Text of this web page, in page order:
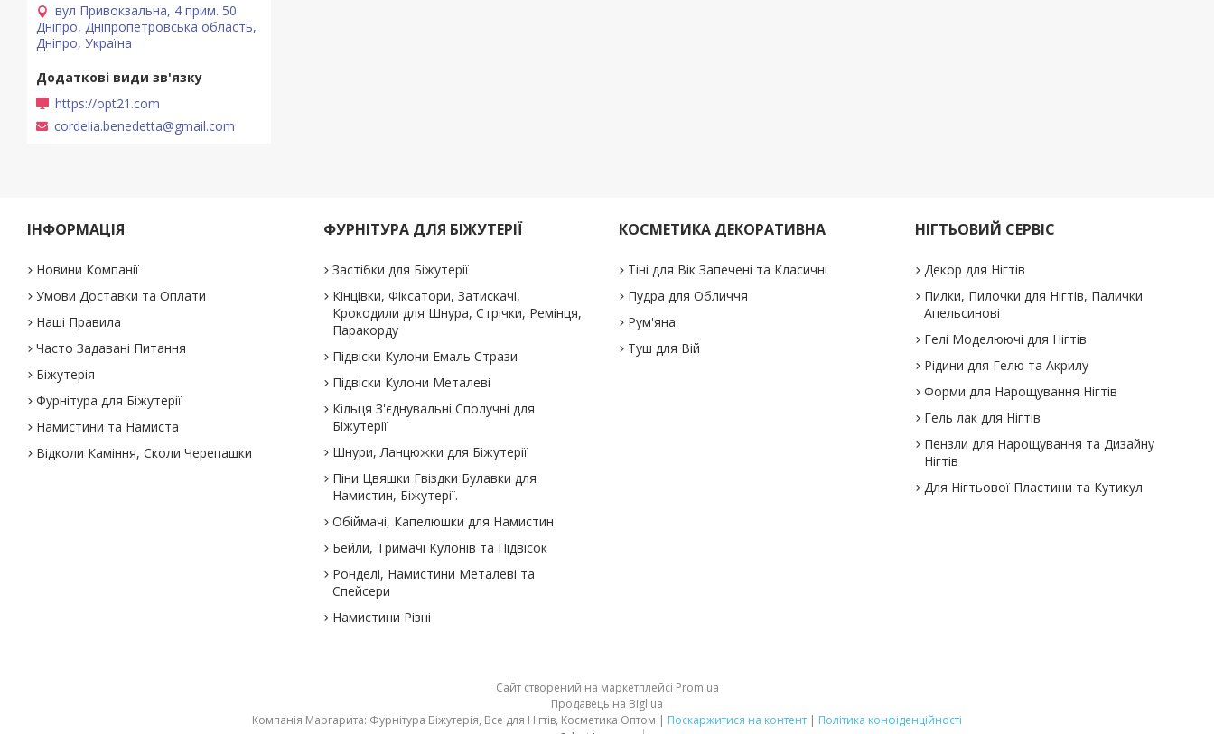
вул Привокзальна, 4 прим. 50
Дніпро, Дніпропетровська область,
Дніпро, Україна
https://opt21.com
cordelia.benedetta@gmail.com
ІНФОРМАЦІЯ
Новини Компанії
Умови Доставки та Оплати
Наші Правила
Часто Задавані Питання
Біжутерія
Фурнітура для Біжутерії
Намистини та Намиста
Відколи Каміння, Сколи Черепашки
ФУРНІТУРА ДЛЯ БІЖУТЕРІЇ
Застібки для Біжутерії
Кінцівки, Фіксатори, Затискачі,
Крокодили для Шнура, Стрічки, Ремінця,
Паракорду
Підвіски Кулони Емаль Стрази
Підвіски Кулони Металеві
Кільця З'єднувальні Сполучні для
Біжутерії
Шнури, Ланцюжки для Біжутерії
Піни Цвяшки Гвіздки Булавки для
Намистин, Біжутерії.
Обіймачі, Капелюшки для Намистин
Бейли, Тримачі Кулонів та Підвісок
Ронделі, Намистини Металеві та
Спейсери
Намистини Різні
КОСМЕТИКА ДЕКОРАТИВНА
Тіні для Вік Запечені та Класичні
Пудра для Обличчя
Рум'яна
Туш для Вій
НІГТЬОВИЙ СЕРВІС
Декор для Нігтів
Пилки, Пилочки для Нігтів, Палички
Апельсинові
Гелі Моделюючі для Нігтів
Рідини для Гелю та Акрилу
Форми для Нарощування Нігтів
Гель лак для Нігтів
Пензли для Нарощування та Дизайну
Нігтів
Для Нігтьової Пластини та Кутикул
Сайт створений на маркетплейсі Prom.ua
Продавець на Bigl.ua
Компанія Маргарита: Фурнітура Біжутерія, Все для Нігтів, Косметика Оптом | Поскаржитися на контент | Політика конфіденційності